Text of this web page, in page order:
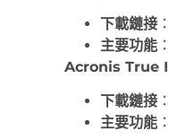
下載鏈接 ：
主要功能
Acronis True
下載鏈接 ：
主要功能